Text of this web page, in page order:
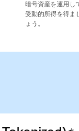
暗号資産を運用し
受動的所得を得ま
ょう。